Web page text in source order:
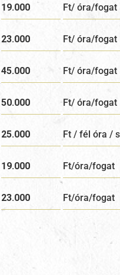
19.000 Ft/ óra/fogat
23.000 Ft/ óra/fogat
45.000 Ft/ óra/fogat
50.000 Ft/ óra/fogat
25.000 Ft / fél óra /
19.000 Ft/óra/fogat
23.000 Ft/óra/fogat